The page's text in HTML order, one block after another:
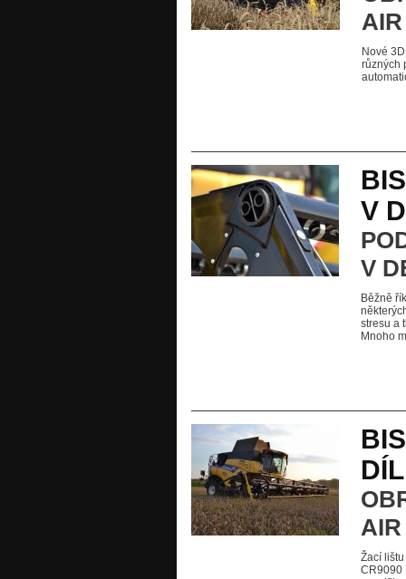
Nové
různých
V
V
Běžně
stresu a
Mnoho
Žací
CR9090